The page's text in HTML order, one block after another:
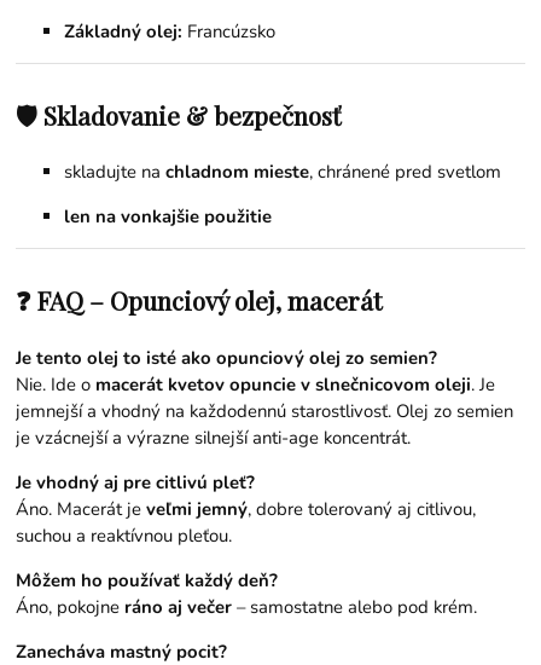
Základný olej: Francúzsko
🛡️ Skladovanie & bezpečnosť
skladujte nachladnom mieste, chránené pred svetlom
len na vonkajšie použitie
❓ FAQ – Opunciový olej, macerát
Je tento olej to isté ako opunciový olej zo semien?
Nie. Ide o macerát kvetov opuncie v slnečnicovom oleji. Je
jemnejší a vhodný na každodennú starostlivosť. Olej zo semien
je vzácnejší a výrazne silnejší anti-age koncentrát.
Je vhodný aj pre citlivú pleť?
Áno. Macerát jeveľmi jemný, dobre tolerovaný aj citlivou,
suchou a reaktívnou pleťou.
Môžem ho používať každý deň?
Áno, pokojne ráno aj večer – samostatne alebo pod krém.
Zanecháva mastný pocit?